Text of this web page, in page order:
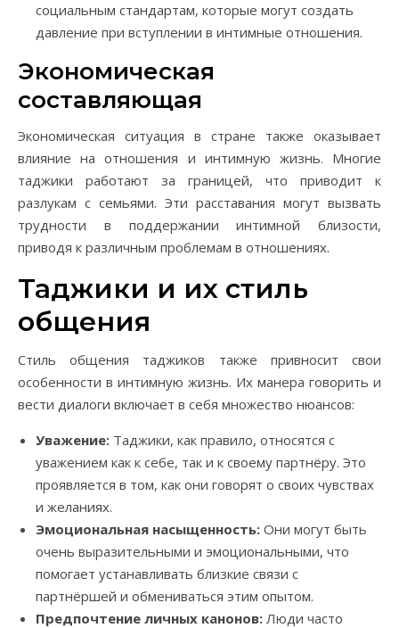
социальным стандартам, которые могут создать
давление при вступлении в интимные отношения.
Экономическая
составляющая
Экономическая ситуация в стране также оказывает
влияние на отношения и интимную жизнь. Многие
таджики работают за границей, что приводит к
разлукам с семьями. Эти расставания могут вызвать
трудности в поддержании интимной близости,
приводя к различным проблемам в отношениях.
Таджики и их стиль
общения
Стиль общения таджиков также привносит свои
особенности в интимную жизнь. Их манера говорить и
вести диалоги включает в себя множество нюансов:
Уважение: Таджики, как правило, относятся с
уважением как к себе, так и к своему партнёру. Это
проявляется в том, как они говорят о своих чувствах
и желаниях.
Эмоциональная насыщенность: Они могут быть
очень выразительными и эмоциональными, что
помогает устанавливать близкие связи с
партнёршей и обмениваться этим опытом.
Предпочтение личных канонов: Люди часто